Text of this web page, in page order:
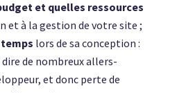
et quelles ressources
et à la gestion de votre site ;
lors de sa conception :
de nombreux allers-
et donc perte de